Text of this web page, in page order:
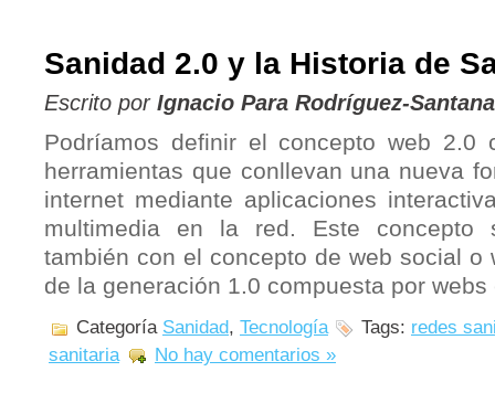
Sanidad 2.0 y la Historia de
Escrito por Ignacio Para Rodríguez-Santana
Podríamos definir el concepto web 2.0
herramientas que conllevan una nueva
internet mediante aplicaciones
multimedia en la red. Este concepto
también con el concepto de web social o
de la generación 1.0 compuesta por
Categoría Sanidad, Tecnología Tags: redes
sanitaria
No hay comentarios »